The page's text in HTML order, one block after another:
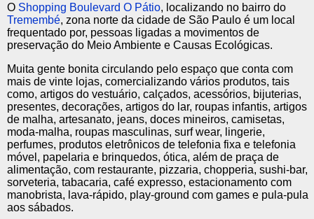
O Shopping Boulevard O Pátio, localizando no bairro do
Tremembé, zona norte da cidade de São Paulo é um local
frequentado por, pessoas ligadas a movimentos de
preservação do Meio Ambiente e Causas Ecológicas.
Muita gente bonita circulando pelo espaço que conta com
mais de vinte lojas, comercializando vários produtos, tais
como, artigos do vestuário, calçados, acessórios, bijuterias,
presentes, decorações, artigos do lar, roupas infantis, artigos
de malha, artesanato, jeans, doces mineiros, camisetas,
moda-malha, roupas masculinas, surf wear, lingerie,
perfumes, produtos eletrônicos de telefonia fixa e telefonia
móvel, papelaria e brinquedos, ótica, além de praça de
alimentação, com restaurante, pizzaria, chopperia, sushi-bar,
sorveteria, tabacaria, café expresso, estacionamento com
manobrista, lava-rápido, play-ground com games e pula-pula
aos sábados.